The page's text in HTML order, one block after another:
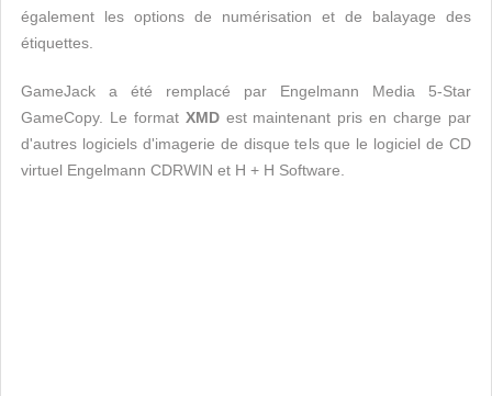
également les options de numérisation et de balayage des
étiquettes.
GameJack a été remplacé par Engelmann Media 5-Star
GameCopy. Le format XMDest maintenant pris en charge par
d'autres logiciels d'imagerie de disque tels que le logiciel de CD
virtuel Engelmann CDRWIN et H + H Software.